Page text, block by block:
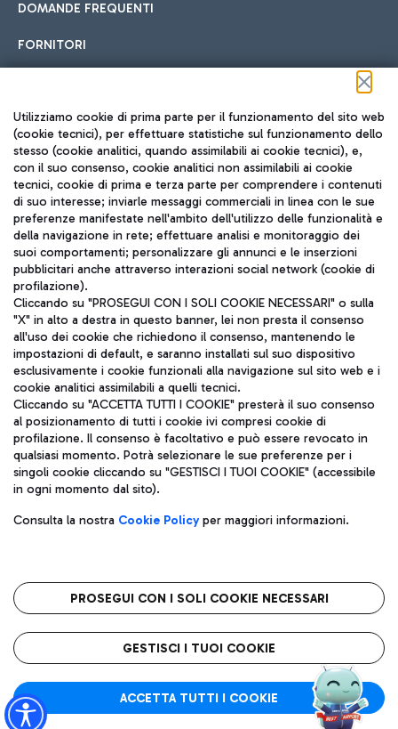
DOMANDE FREQUENTI
FORNITORI
Seguici sui social
TRAVEL JOURNAL
ITA
Aeroporti di Roma S.p.A. - Società soggetta a direzione e
coordinamento di Mundys S.p.A.
Codice fiscale e Registro delle Imprese di Roma 13032990155 P.
IVA 06572251004
Capitale sociale 62.224.743,00 int. vers.
Sede legale: Via Pier Paolo Racchetti 1 - 00054 Fiumicino (RM)
telefono +39 06 65951
Privacy policy
Note legali
Roma FCO
L'aeroporto stellato
Utilizziamo cookie di prima parte per il funzionamento del sito web
(cookie tecnici), per effettuare statistiche sul funzionamento dello
stesso (cookie analitici, quando assimilabili ai cookie tecnici), e,
con il suo consenso, cookie analitici non assimilabili ai cookie
tecnici, cookie di prima e terza parte per comprendere i contenuti
di suo interesse; inviarle messaggi commerciali in linea con le sue
preferenze manifestate nell'ambito dell'utilizzo delle funzionalità e
della navigazione in rete; effettuare analisi e monitoraggio dei
suoi comportamenti; personalizzare gli annunci e le inserzioni
pubblicitari anche attraverso interazioni social network (cookie di
profilazione).
Cliccando su "PROSEGUI CON I SOLI COOKIE NECESSARI" o sulla
"X" in alto a destra in questo banner, lei non presta il consenso
all'uso dei cookie che richiedono il consenso, mantenendo le
impostazioni di default, e saranno installati sul suo dispositivo
esclusivamente i cookie funzionali alla navigazione sul sito web e i
cookie analitici assimilabili a quelli tecnici.
Cliccando su "ACCETTA TUTTI I COOKIE" presterà il suo consenso
al posizionamento di tutti i cookie ivi compresi cookie di
profilazione. Il consenso è facoltativo e può essere revocato in
qualsiasi momento. Potrà selezionare le sue preferenze per i
singoli cookie cliccando su "GESTISCI I TUOI COOKIE" (accessibile
in ogni momento dal sito).
Consulta la nostra Cookie Policyper maggiori informazioni.
PROSEGUI CON I SOLI COOKIE NECESSARI
GESTISCI I TUOI COOKIE
ACCETTA TUTTI I COOKIE